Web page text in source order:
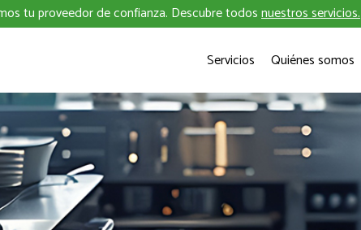
tu proveedor de confianza. Descubre todosnuestros servicios.
Servicios Quiénes somos